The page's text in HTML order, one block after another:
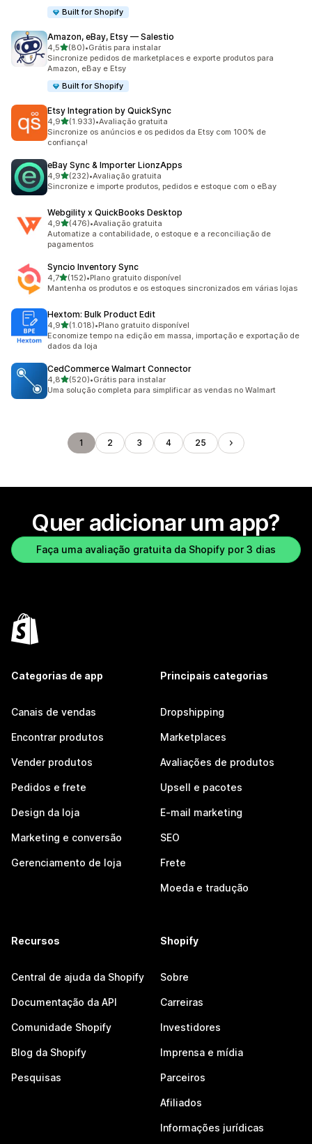
Built for Shopify
Amazon, eBay, Etsy — Salestio
4,5de 5 estrelas
(80)
80 avaliações ao todo
•Grátis para instalar
Sincronize pedidos de marketplaces e exporte produtos para
Amazon, eBay e Etsy
Built for Shopify
Etsy Integration by QuickSync
4,9de 5 estrelas
(1.933)
1933 avaliações ao todo
•Avaliação gratuita
Sincronize os anúncios e os pedidos da Etsy com 100% de
confiança!
eBay Sync & Importer LionzApps
4,9de 5 estrelas
(232)
232 avaliações ao todo
•Avaliação gratuita
Sincronize e importe produtos, pedidos e estoque com o eBay
Webgility x QuickBooks Desktop
4,9de 5 estrelas
(476)
476 avaliações ao todo
•Avaliação gratuita
Automatize a contabilidade, o estoque e a reconciliação de
pagamentos
Syncio Inventory Sync
4,7de 5 estrelas
(152)
152 avaliações ao todo
•Plano gratuito disponível
Mantenha os produtos e os estoques sincronizados em várias lojas
Hextom: Bulk Product Edit
4,9de 5 estrelas
(1.018)
1018 avaliações ao todo
•Plano gratuito disponível
Economize tempo na edição em massa, importação e exportação de
dados da loja
CedCommerce Walmart Connector
4,8de 5 estrelas
(520)
520 avaliações ao todo
•Grátis para instalar
Uma solução completa para simplificar as vendas no Walmart
1 2 3 4 25
Quer adicionar um app?
Faça uma avaliação gratuita da Shopify por 3 dias
Categorias de app
Canais de vendas
Encontrar produtos
Vender produtos
Pedidos e frete
Design da loja
Marketing e conversão
Gerenciamento de loja
Principais categorias
Dropshipping
Marketplaces
Avaliações de produtos
Upsell e pacotes
E-mail marketing
SEO
Frete
Moeda e tradução
Recursos
Central de ajuda da Shopify
Documentação da API
Comunidade Shopify
Blog da Shopify
Pesquisas
Shopify
Sobre
Carreiras
Investidores
Imprensa e mídia
Parceiros
Afiliados
Informações jurídicas